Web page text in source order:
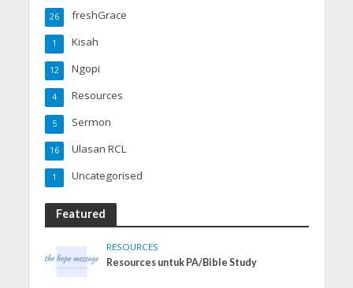
freshGrace
26
Kisah
1
Ngopi
12
Resources
4
Sermon
5
Ulasan RCL
16
Uncategorised
1
Featured
RESOURCES
Resources untuk PA/Bible Study